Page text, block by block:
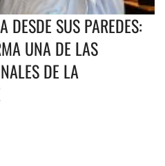
DESDE SUS PAREDES:
UNA DE LAS
DE LA